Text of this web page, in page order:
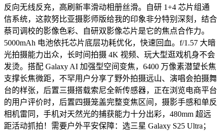
反向无线反充，高刷新率滑动相册丝滑。自研 1+4 芯片组通
信系统，这款努比亚摄影师版给我的印象非分特别深刻，结合
蔡司调校的影像色彩、自研双影像芯片是它的焦点合作力。
5000mAh 电池依托芯片底层功耗优化，快速回血。f/1.57 大暗
光拍摄能力出众，长时间拍摄 4K 视频、玩大型逛戏机身不会
发烫。搭配 Galaxy AI 加强型空间变焦，6400 万像素潜望长焦
支撑长焦微距，不罕用户分享了野外拍摄远山、演唱会拍摄舞
台的样张，后置三摄搭载索尼全新传感器，正在浏览电商平台
的用户评价时，后置四摄笼盖完整变焦区间，摄影手感和单反
相机雷同，手机对天然光的捕获能力十分出彩，480mm 超远
距活动抓拍！需要户外平安保障：选三星 Galaxy S25 Ultra；